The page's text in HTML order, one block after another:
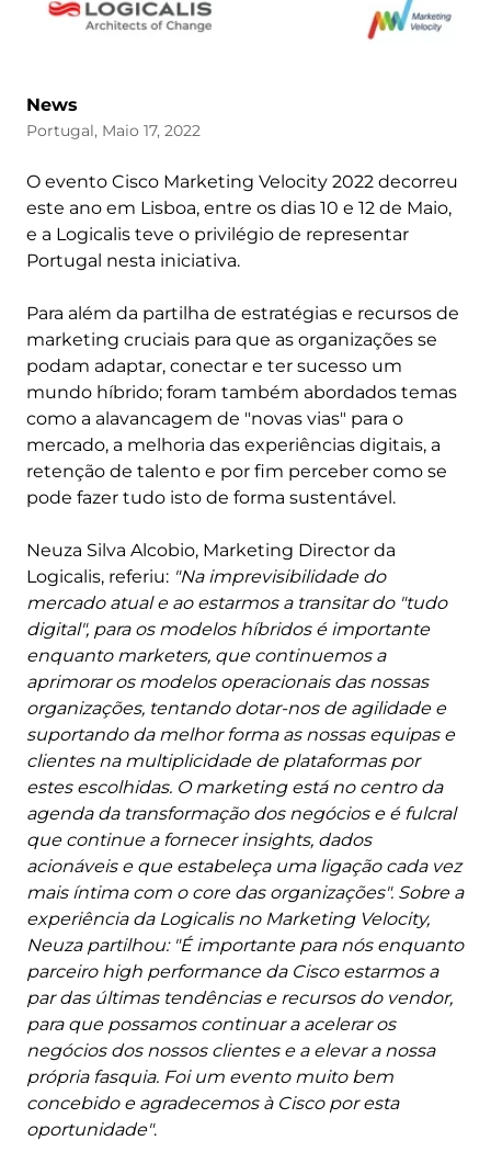
News
Portugal, Maio 17, 2022
O evento Cisco Marketing Velocity 2022 decorreu
este ano em Lisboa, entre os dias 10 e 12 de Maio,
e a Logicalis teve o privilégio de representar
Portugal nesta iniciativa.
Para além da partilha de estratégias e recursos de
marketing cruciais para que as organizações se
podam adaptar, conectar e ter sucesso um
mundo híbrido; foram também abordados temas
como a alavancagem de "novas vias" para o
mercado, a melhoria das experiências digitais, a
retenção de talento e por fim perceber como se
pode fazer tudo isto de forma sustentável.
Neuza Silva Alcobio, Marketing Director da
Logicalis, referiu: "Na imprevisibilidade do
mercado atual e ao estarmos a transitar do "tudo
digital", para os modelos híbridos é importante
enquanto marketers, que continuemos a
aprimorar os modelos operacionais das nossas
organizações, tentando dotar-nos de agilidade e
suportando da melhor forma as nossas equipas e
clientes na multiplicidade de plataformas por
estes escolhidas. O marketing está no centro da
agenda da transformação dos negócios e é fulcral
que continue a fornecer insights, dados
acionáveis e que estabeleça uma ligação cada vez
mais íntima com o core das organizações". Sobre a
experiência da Logicalis no Marketing Velocity,
Neuza partilhou: "É importante para nós enquanto
parceiro high performance da Cisco estarmos a
par das últimas tendências e recursos do vendor,
para que possamos continuar a acelerar os
negócios dos nossos clientes e a elevar a nossa
própria fasquia. Foi um evento muito bem
concebido e agradecemos à Cisco por esta
oportunidade".